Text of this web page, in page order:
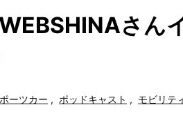
さん
ーツカー , ポッドキャスト , モビリテ